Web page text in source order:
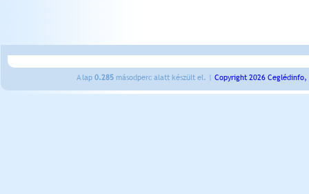
A lap 0.285 másodperc alatt készült el. | Copyright 2026